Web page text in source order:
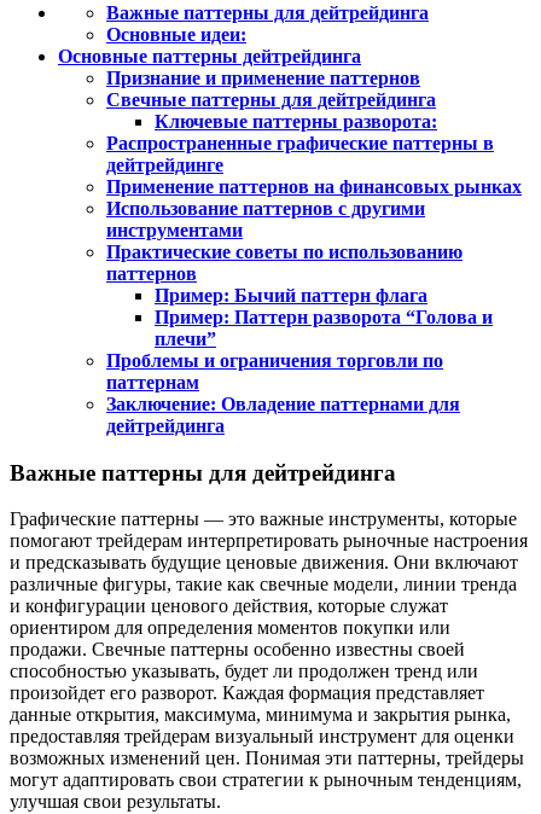
Важные паттерны для дейтрейдинга
Основные идеи:
Основные паттерны дейтрейдинга
Признание и применение паттернов
Свечные паттерны для дейтрейдинга
Ключевые паттерны разворота:
Распространенные графические паттерны в
дейтрейдинге
Применение паттернов на финансовых рынках
Использование паттернов с другими
инструментами
Практические советы по использованию
паттернов
Пример: Бычий паттерн флага
Пример: Паттерн разворота “Голова и
плечи”
Проблемы и ограничения торговли по
паттернам
Заключение: Овладение паттернами для
дейтрейдинга
Важные паттерны для дейтрейдинга
Графические паттерны — это важные инструменты, которые
помогают трейдерам интерпретировать рыночные настроения
и предсказывать будущие ценовые движения. Они включают
различные фигуры, такие как свечные модели, линии тренда
и конфигурации ценового действия, которые служат
ориентиром для определения моментов покупки или
продажи. Свечные паттерны особенно известны своей
способностью указывать, будет ли продолжен тренд или
произойдет его разворот. Каждая формация представляет
данные открытия, максимума, минимума и закрытия рынка,
предоставляя трейдерам визуальный инструмент для оценки
возможных изменений цен. Понимая эти паттерны, трейдеры
могут адаптировать свои стратегии к рыночным тенденциям,
улучшая свои результаты.